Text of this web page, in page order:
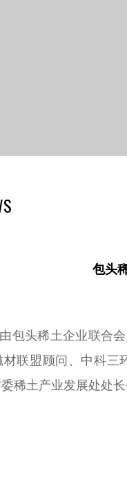
包头
包头稀土企业联合
联盟顾问、中科三
稀土产业发展处处长